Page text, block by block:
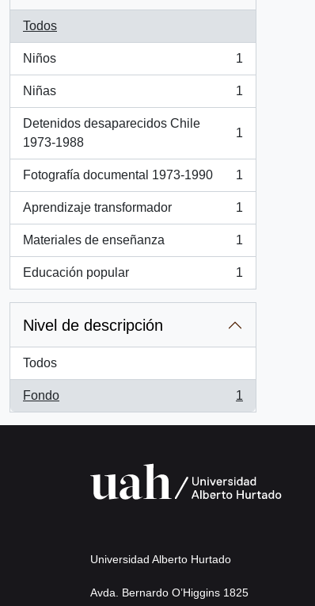
Todos
Niños
, 1 resultados
1
Niñas
, 1 resultados
1
Detenidos desaparecidos Chile
1973-1988
, 1 resultados
1
Fotografía documental 1973-1990
, 1 resultados
1
Aprendizaje transformador
, 1 resultados
1
Materiales de enseñanza
, 1 resultados
1
Educación popular
, 1 resultados
1
Nivel de descripción
Todos
Fondo
, 1 resultados
1
Universidad Alberto Hurtado
Avda. Bernardo O’Higgins 1825